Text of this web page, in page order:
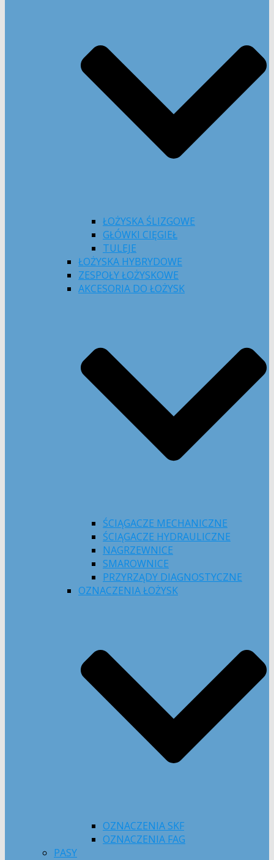
ŁOŻYSKA ŚLIZGOWE
GŁÓWKI CIĘGIEŁ
TULEJE
ŁOŻYSKA HYBRYDOWE
ZESPOŁY ŁOŻYSKOWE
AKCESORIA DO ŁOŻYSK
ŚCIĄGACZE MECHANICZNE
ŚCIĄGACZE HYDRAULICZNE
NAGRZEWNICE
SMAROWNICE
PRZYRZĄDY DIAGNOSTYCZNE
OZNACZENIA ŁOŻYSK
OZNACZENIA SKF
OZNACZENIA FAG
PASY